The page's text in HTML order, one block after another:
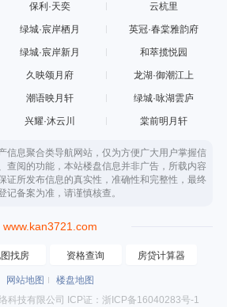
保利·天奕 云杭里
绿城·宸岸栖月 英冠·春棠雅韵府
绿城·宸岸新月 和萃揽悦园
久映颂月府 龙湖·御潮江上
潮语映月轩 绿城·咏湖雲庐
兴耀·沐云川 棠前明月轩
信息聚合类导航网站，仅为方便广大用户掌握信
查阅的功能，本站楼盘信息并非广告，所载内容
证所发布信息的真实性，准确性和完整性，最终
记备案为准，请谨慎核查。
www.kan3721.com
找房 资格查询 房贷计算器
网站地图
楼盘地图
科技有限公司 ICP证：浙ICP备16040283号-1